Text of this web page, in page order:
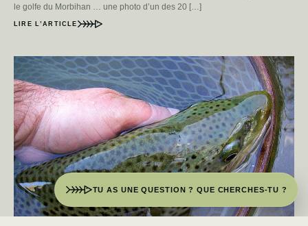
le golfe du Morbihan … une photo d’un des 20 […]
LIRE L’ARTICLE
TU AS UNE QUESTION ? QUE CHERCHES-TU ?